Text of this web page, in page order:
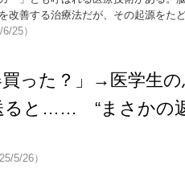
改善する治療法だが、その起源をた
6/25）
った？」→医学生
ると…… “まさかの
5/26）